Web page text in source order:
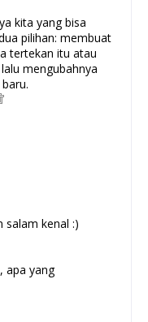
kita yang bisa
pilihan: membuat
tertekan itu atau
mengubahnya
salam kenal :)
apa yang